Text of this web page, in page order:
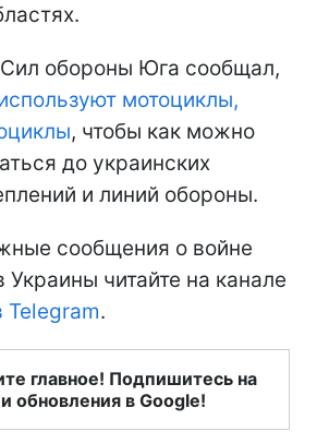
обороны Юга сообщал,
мотоциклы,
, чтобы как можно
до украинских
и линий обороны.
сообщения о войне
Украины читайте на канале
Telegram.
главное! Подпишитесь на
обновления в Google!